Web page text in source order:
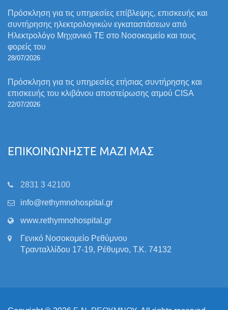
Πρόσκληση για τις υπηρεσίες επίβλεψης, επισκευής και
συντήρησης ηλεκτρολογικών εγκαταστάσεων από
Ηλεκτρολόγο Μηχανικό ΤΕ στο Νοσοκομείο και τους
φορείς του
28/07/2026
Πρόσκληση για τις υπηρεσίες ετήσιας συντήρησης και
επισκευής του κλιβάνου αποστείρωσης ατμού CISA
22/07/2026
ΕΠΙΚΟΙΝΩΝΗΣΤΕ ΜΑΖΙ ΜΑΣ
2831 3 42100
info@rethymnohospital.gr
www.rethymnohospital.gr
Γενικό Νοσοκομείο Ρεθύμνου
Τρανταλλίδου 17-19, Ρέθυμνο, Τ.Κ. 74132